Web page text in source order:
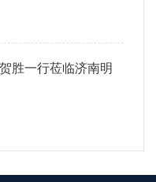
胜一行莅临济南明